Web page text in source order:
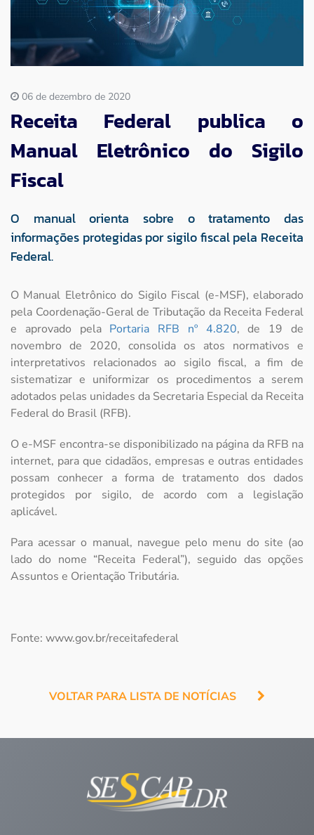
Imprensa
Contato
06 de dezembro de 2020
Receita Federal publica o
Manual Eletrônico do Sigilo
Fiscal
O manual orienta sobre o tratamento das
informações protegidas por sigilo fiscal pela Receita
Federal.
O Manual Eletrônico do Sigilo Fiscal (e-MSF), elaborado
pela Coordenação-Geral de Tributação da Receita Federal
e aprovado pela Portaria RFB nº 4.820, de 19 de
novembro de 2020, consolida os atos normativos e
interpretativos relacionados ao sigilo fiscal, a fim de
sistematizar e uniformizar os procedimentos a serem
adotados pelas unidades da Secretaria Especial da Receita
Federal do Brasil (RFB).
O e-MSF encontra-se disponibilizado na página da RFB na
internet, para que cidadãos, empresas e outras entidades
possam conhecer a forma de tratamento dos dados
protegidos por sigilo, de acordo com a legislação
aplicável.
Para acessar o manual, navegue pelo menu do site (ao
lado do nome “Receita Federal”), seguido das opções
Assuntos e Orientação Tributária.
Fonte: www.gov.br/receitafederal
VOLTAR PARA LISTA DE NOTÍCIAS